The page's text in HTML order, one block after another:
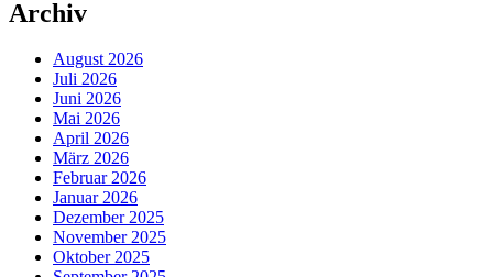
Archiv
August 2026
Juli 2026
Juni 2026
Mai 2026
April 2026
März 2026
Februar 2026
Januar 2026
Dezember 2025
November 2025
Oktober 2025